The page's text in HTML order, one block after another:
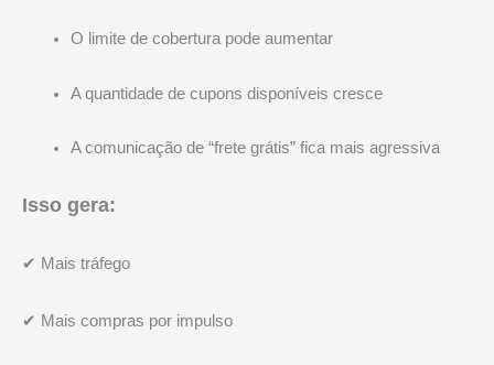
O limite de cobertura pode aumentar
A quantidade de cupons disponíveis cresce
A comunicação de “frete grátis” fica mais agressiva
Isso gera:
✔ Mais tráfego
✔ Mais compras por impulso